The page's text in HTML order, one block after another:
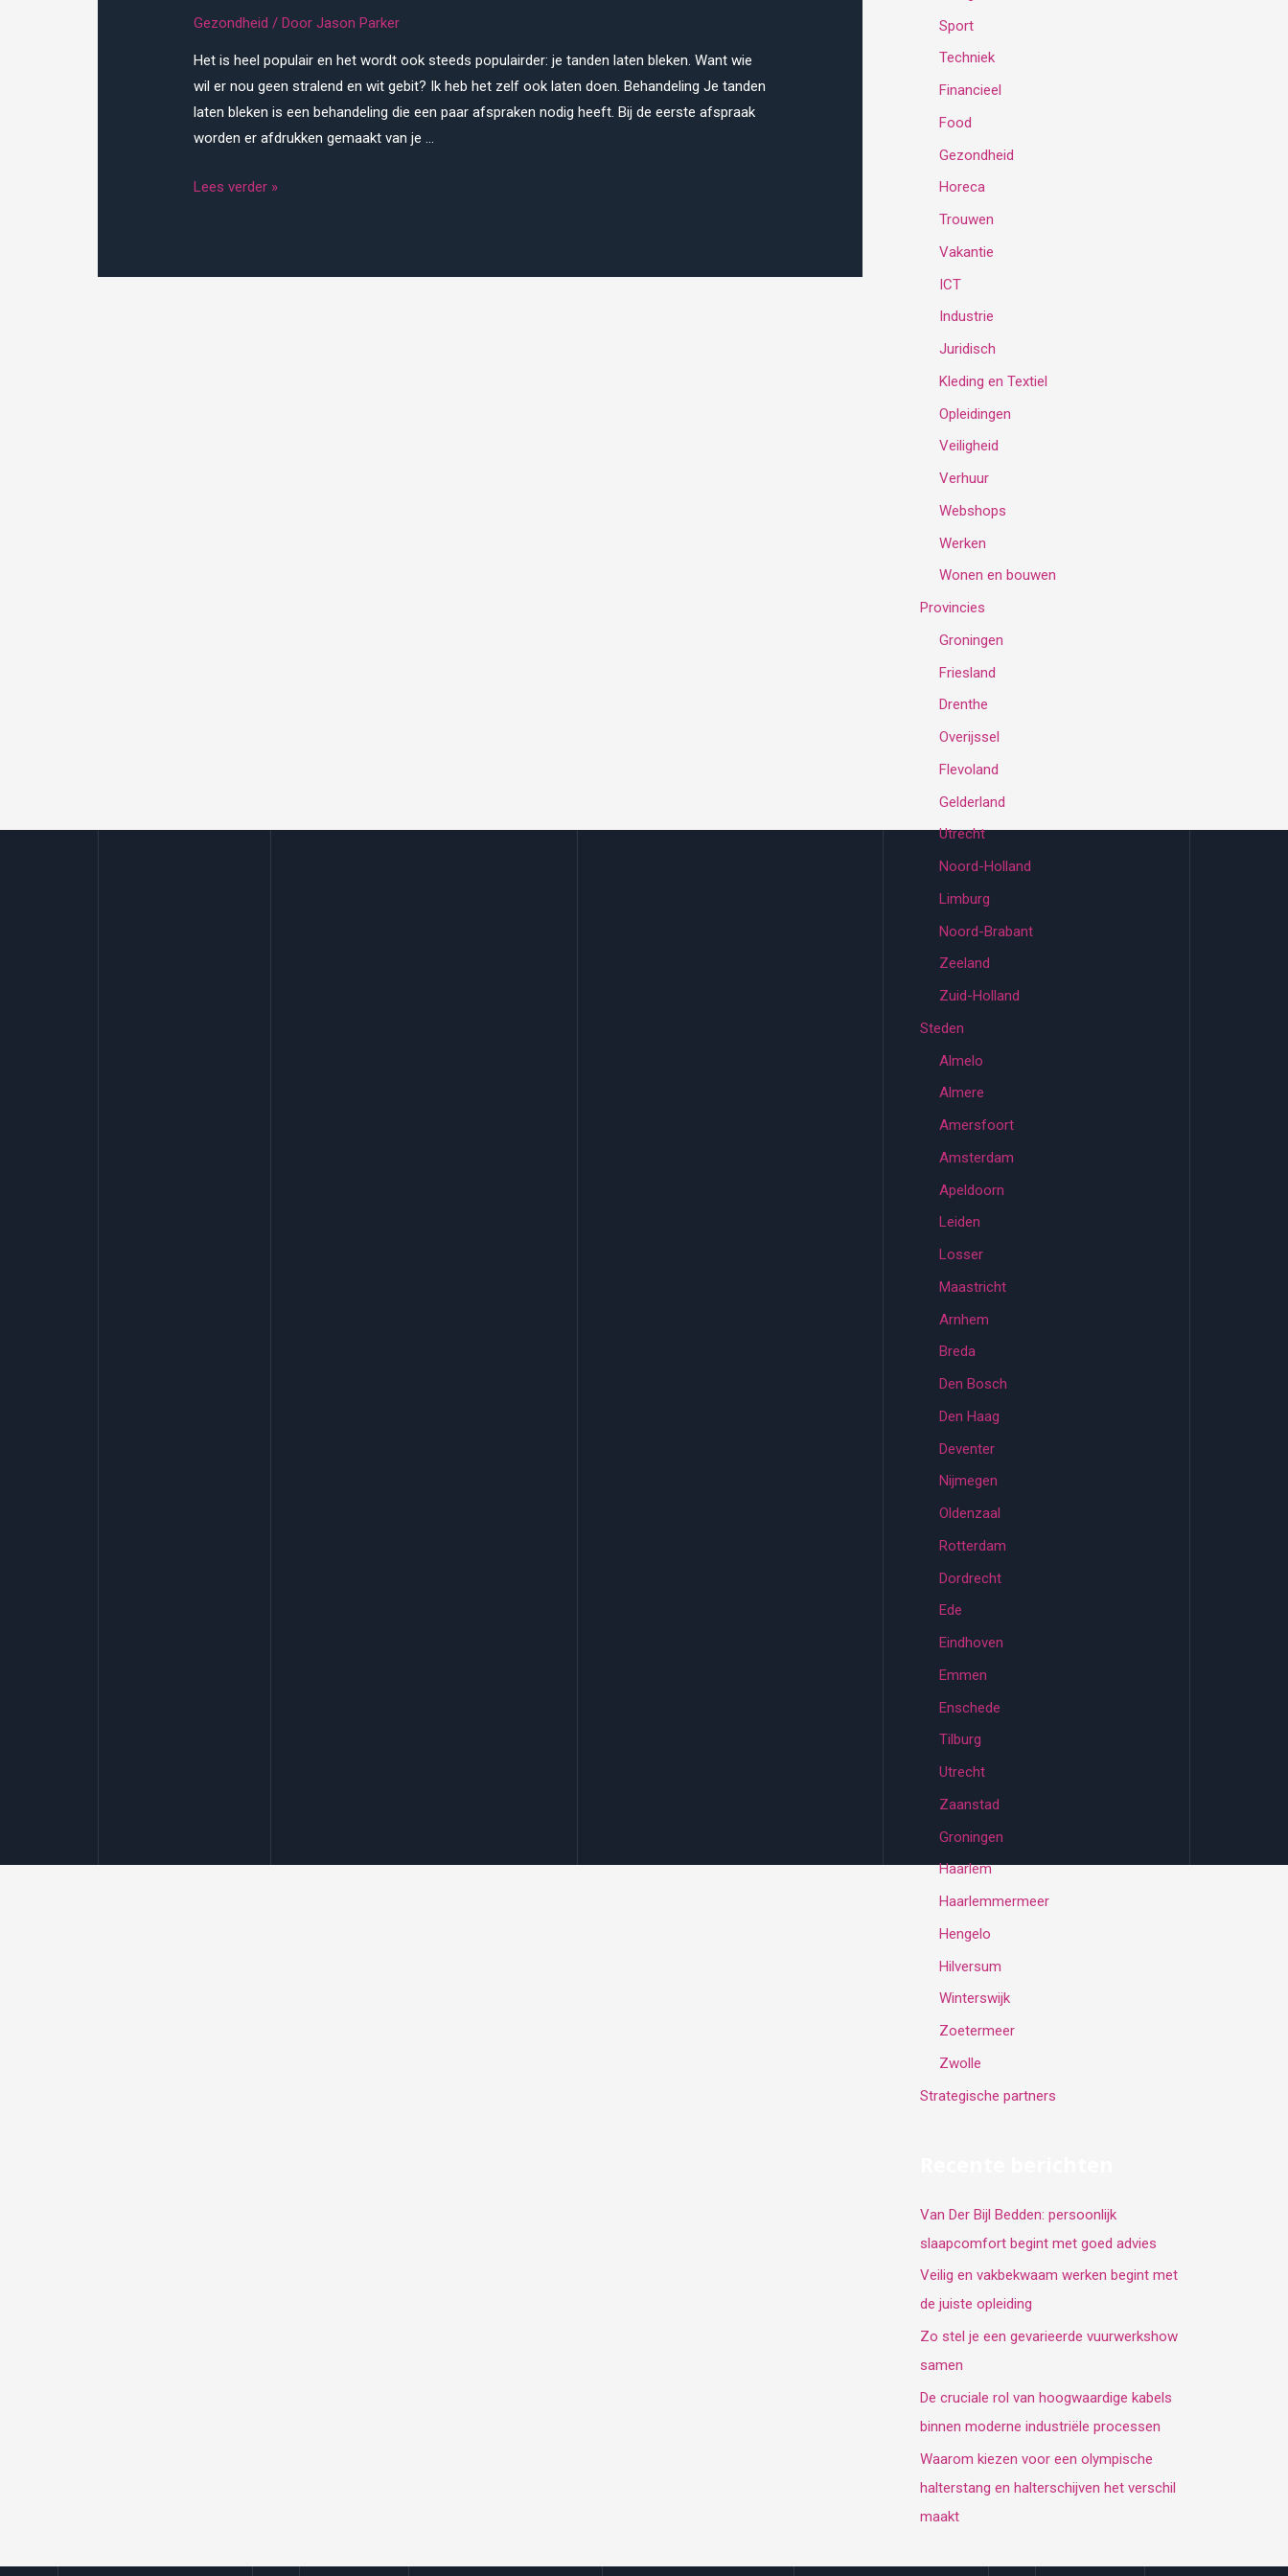
Gezondheid / DoorJason Parker
Het is heel populair en het wordt ook steeds populairder: je tanden laten bleken. Want wie
wil er nou geen stralend en wit gebit? Ik heb het zelf ook laten doen. Behandeling Je tanden
laten bleken is een behandeling die een paar afspraken nodig heeft. Bij de eerste afspraak
worden er afdrukken gemaakt van je …
Tanden
Lees verder »
Sport
Techniek
Financieel
Food
Gezondheid
Horeca
Trouwen
Vakantie
ICT
Industrie
Juridisch
Kleding en Textiel
Opleidingen
Veiligheid
Verhuur
Webshops
Werken
Wonen en bouwen
Provincies
Groningen
Friesland
Drenthe
Overijssel
Flevoland
Gelderland
Utrecht
Noord-Holland
Limburg
Noord-Brabant
Zeeland
Zuid-Holland
Steden
Almelo
Almere
Amersfoort
Amsterdam
Apeldoorn
Leiden
Losser
Maastricht
Arnhem
Breda
Den Bosch
Den Haag
Deventer
Nijmegen
Oldenzaal
Rotterdam
Dordrecht
Ede
Eindhoven
Emmen
Enschede
Tilburg
Utrecht
Zaanstad
Groningen
Haarlem
Haarlemmermeer
Hengelo
Hilversum
Winterswijk
Zoetermeer
Zwolle
Strategische partners
Van Der Bijl Bedden: persoonlijk
slaapcomfort begint met goed advies
Veilig en vakbekwaam werken begint met
de juiste opleiding
Zo stel je een gevarieerde vuurwerkshow
samen
De cruciale rol van hoogwaardige kabels
binnen moderne industriële processen
Waarom kiezen voor een olympische
halterstang en halterschijven het verschil
maakt